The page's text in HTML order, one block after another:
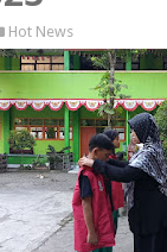
Hot News